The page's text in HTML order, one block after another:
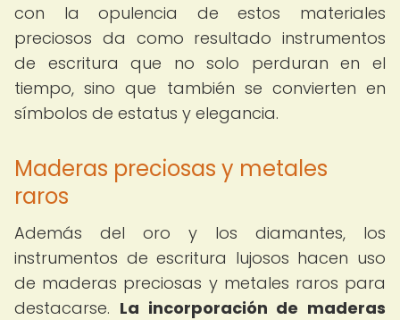
con la opulencia de estos materiales
preciosos da como resultado instrumentos
de escritura que no solo perduran en el
tiempo, sino que también se convierten en
símbolos de estatus y elegancia.
Maderas preciosas y metales
raros
Además del oro y los diamantes, los
instrumentos de escritura lujosos hacen uso
de maderas preciosas y metales raros para
destacarse. La incorporación de maderas